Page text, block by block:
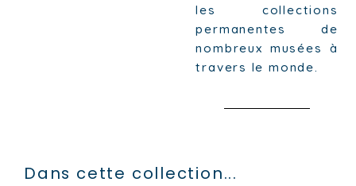
les collections
permanentes de
nombreux musées à
travers le monde.
Dans cette collection...